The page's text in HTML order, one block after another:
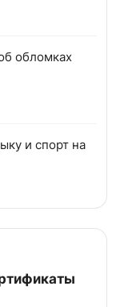
обломках
и спорт на